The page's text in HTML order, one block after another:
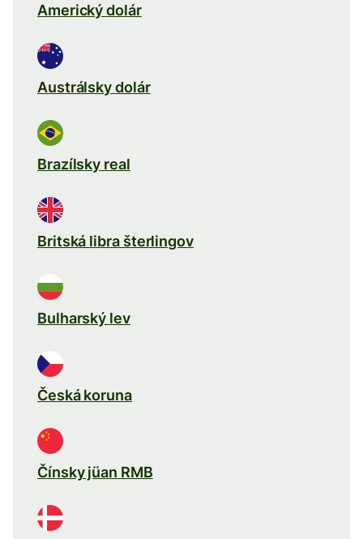
Americký dolár
Austrálsky dolár
Brazílsky real
Britská libra šterlingov
Bulharský lev
Česká koruna
Čínsky jüan RMB